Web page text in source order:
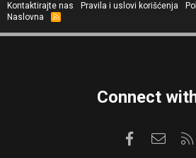
Kontaktirajte nas
Pravila i uslovi korišćenja
Naslovna
R
S
Connect
Facebook